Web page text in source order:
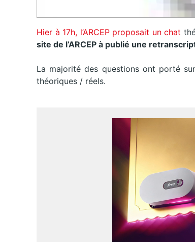
Hier à 17h, l’ARCEP proposait unchat
site de l’ARCEP à publié une
La majorité des questions ont porté
théoriques / réels.